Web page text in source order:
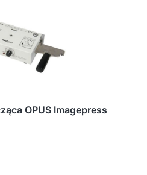
OPUS Imagepress